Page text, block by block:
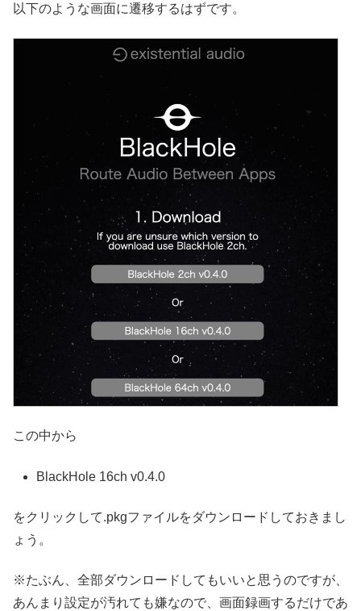
以下のような画面に遷移するはずです。
この中から
BlackHole 16ch v0.4.0
をクリックして.pkgファイルをダウンロードしておきまし
ょう。
※たぶん、全部ダウンロードしてもいいと思うのですが、
あんまり設定が汚れても嫌なので、画面録画するだけであ